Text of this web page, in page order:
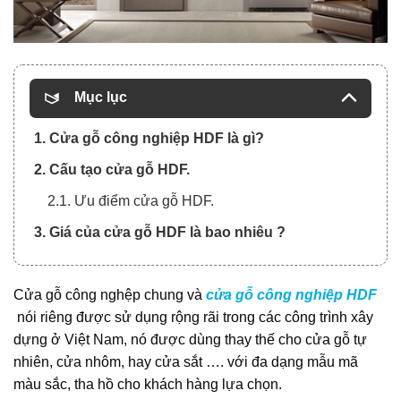
Mục lục
1. Cửa gỗ công nghiệp HDF là gì?
2. Cấu tạo cửa gỗ HDF.
2.1. Ưu điểm cửa gỗ HDF.
3. Giá của cửa gỗ HDF là bao nhiêu ?
Cửa gỗ công nghệp chung và cửa gỗ công nghiệp HDF
nói riêng được sử dụng rộng rãi trong các công trình xây
dựng ở Việt Nam, nó được dùng thay thế cho cửa gỗ tự
nhiên, cửa nhôm, hay cửa sắt …. với đa dạng mẫu mã
màu sắc, tha hồ cho khách hàng lựa chọn.